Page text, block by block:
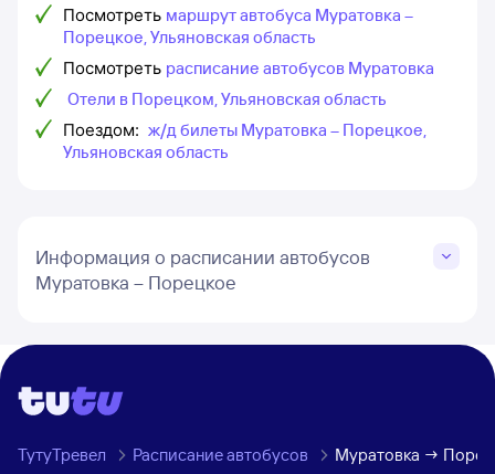
Посмотреть маршрут автобуса Муратовка –
Порецкое, Ульяновская область
Посмотреть расписание автобусов Муратовка
Отели в Порецком, Ульяновская область
Поездом: ж/д билеты Муратовка – Порецкое,
Ульяновская область
Информация о расписании автобусов
Муратовка – Порецкое
ТутуТревел Расписание автобусов Муратовка →